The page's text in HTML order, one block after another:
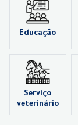
Educação
Serviço
veterinário